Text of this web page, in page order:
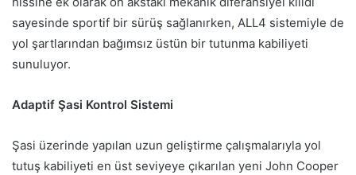
sayesinde sportif bir sürüş sağlanırken, ALL4 sistemiyle de
yol şartlarından bağımsız üstün bir tutunma kabiliyeti
sunuluyor.
Adaptif Şasi Kontrol Sistemi
Şasi üzerinde yapılan uzun geliştirme çalışmalarıyla yol
tutuş kabiliyeti en üst seviyeye çıkarılan yeni John Cooper